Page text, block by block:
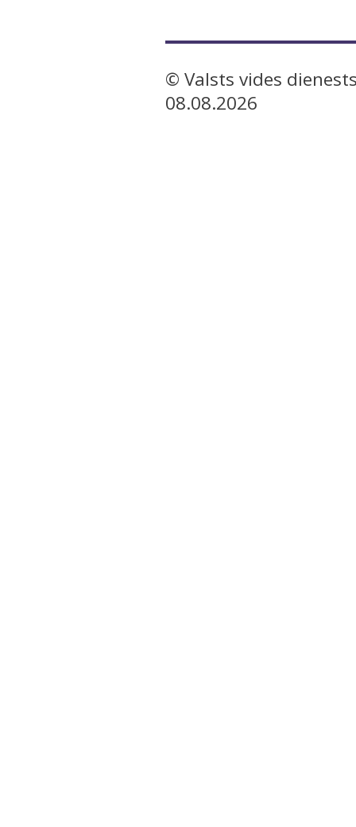
© Valsts vides
08.08.2026